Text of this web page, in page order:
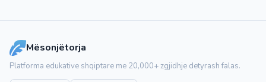
Mësonjëtorja
Platforma edukative shqiptare me 20,000+ zgjidhje detyrash falas.